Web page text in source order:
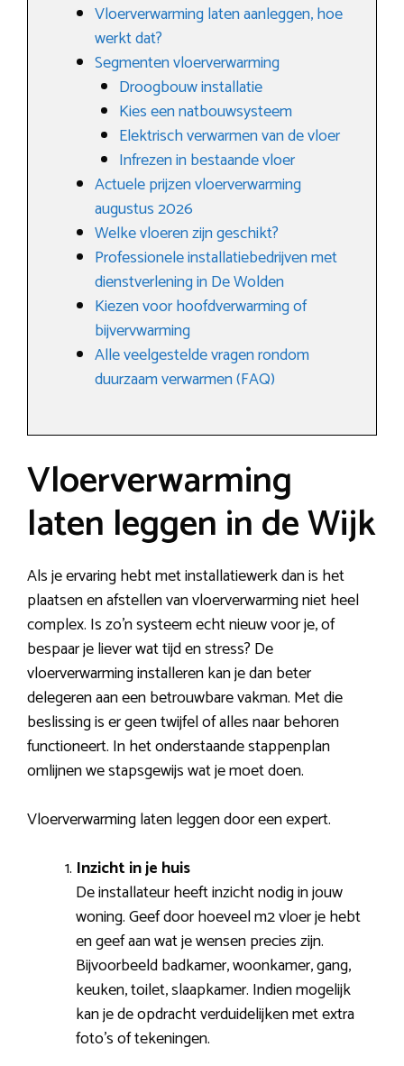
Vloerverwarming laten aanleggen, hoe
werkt dat?
Segmenten vloerverwarming
Droogbouw installatie
Kies een natbouwsysteem
Elektrisch verwarmen van de vloer
Infrezen in bestaande vloer
Actuele prijzen vloerverwarming
augustus 2026
Welke vloeren zijn geschikt?
Professionele installatiebedrijven met
dienstverlening in De Wolden
Kiezen voor hoofdverwarming of
bijvervwarming
Alle veelgestelde vragen rondom
duurzaam verwarmen (FAQ)
Vloerverwarming
laten leggen in de Wijk
Als je ervaring hebt met installatiewerk dan is het
plaatsen en afstellen van vloerverwarming niet heel
complex. Is zo’n systeem echt nieuw voor je, of
bespaar je liever wat tijd en stress? De
vloerverwarming installeren kan je dan beter
delegeren aan een betrouwbare vakman. Met die
beslissing is er geen twijfel of alles naar behoren
functioneert. In het onderstaande stappenplan
omlijnen we stapsgewijs wat je moet doen.
Vloerverwarming laten leggen door een expert.
Inzicht in je huis
De installateur heeft inzicht nodig in jouw
woning. Geef door hoeveel m2 vloer je hebt
en geef aan wat je wensen precies zijn.
Bijvoorbeeld badkamer, woonkamer, gang,
keuken, toilet, slaapkamer. Indien mogelijk
kan je de opdracht verduidelijken met extra
foto’s of tekeningen.